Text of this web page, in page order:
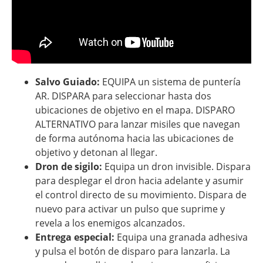
Salvo Guiado: EQUIPA un sistema de puntería
AR. DISPARA para seleccionar hasta dos
ubicaciones de objetivo en el mapa. DISPARO
ALTERNATIVO para lanzar misiles que navegan
de forma autónoma hacia las ubicaciones de
objetivo y detonan al llegar.
Dron de sigilo: Equipa un dron invisible. Dispara
para desplegar el dron hacia adelante y asumir
el control directo de su movimiento. Dispara de
nuevo para activar un pulso que suprime y
revela a los enemigos alcanzados.
Entrega especial: Equipa una granada adhesiva
y pulsa el botón de disparo para lanzarla. La